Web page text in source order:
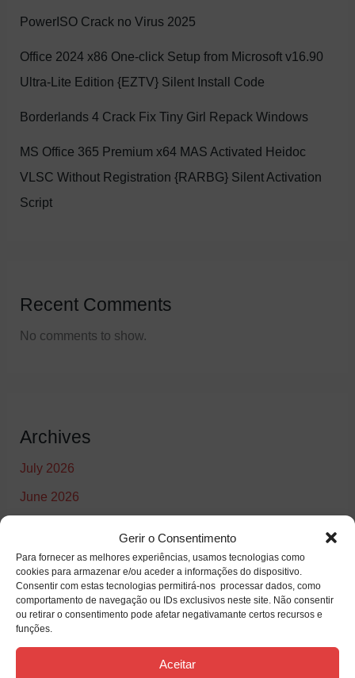
Gerir o Consentimento
Para fornecer as melhores experiências, usamos tecnologias como
cookies para armazenar e/ou aceder a informações do dispositivo.
Consentir com estas tecnologias permitirá-nos processar dados, como
comportamento de navegação ou IDs exclusivos neste site. Não consentir
ou retirar o consentimento pode afetar negativamante certos recursos e
funções.
Aceitar
PowerISO Crack no Virus 2025
Office 2024 x86 One-click Setup from Microsoft v16.90
Ultra-Lite Edition {EZTV} Silent Install Code
Borderlands 4 Crack Fix Tiny Girl Repack Windows
MS Office 365 Premium x64 MAS Activated Heidoc
VLSC Without Registration {RARBG} Silent Activation
Script
Recent Comments
No comments to show.
Archives
July 2026
June 2026
June 2025